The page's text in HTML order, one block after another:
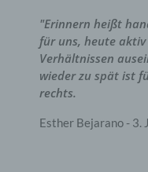
"Erinnern heißt
für uns, heute
Verhältnissen
wieder zu spät ist
rechts.
Esther Bejarano - 3.